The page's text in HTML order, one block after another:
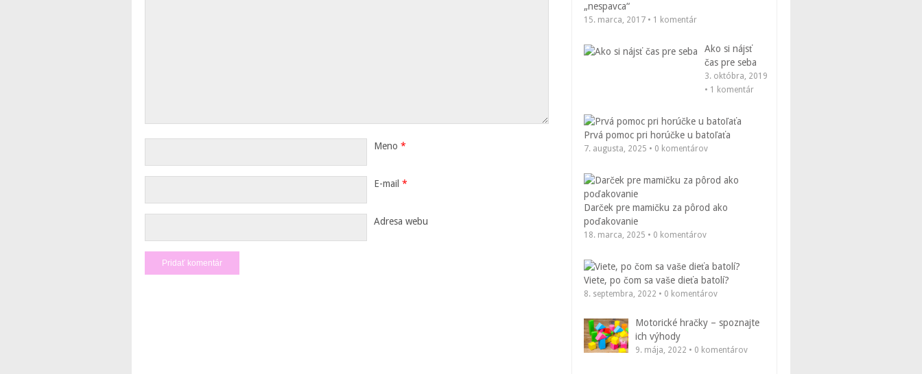
Meno*
E-mail*
Adresa webu
„nespavca“
15. marca, 2017 • 1 komentár
Ako si nájsť
čas pre seba
3. októbra, 2019
• 1 komentár
Prvá pomoc pri horúčke u batoľaťa
7. augusta, 2025 • 0 komentárov
Darček pre mamičku za pôrod ako
poďakovanie
18. marca, 2025 • 0 komentárov
Viete, po čom sa vaše dieťa batolí?
8. septembra, 2022 • 0 komentárov
Motorické hračky – spoznajte
ich výhody
9. mája, 2022 • 0 komentárov